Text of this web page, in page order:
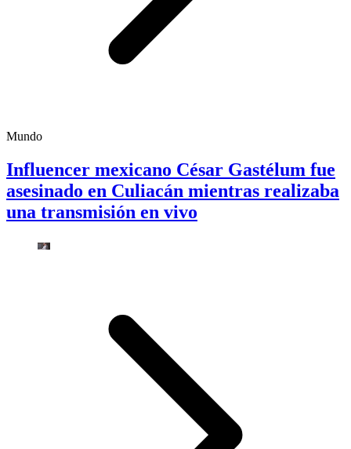
Mundo
Influencer mexicano César Gastélum fue
asesinado en Culiacán mientras realizaba
una transmisión en vivo